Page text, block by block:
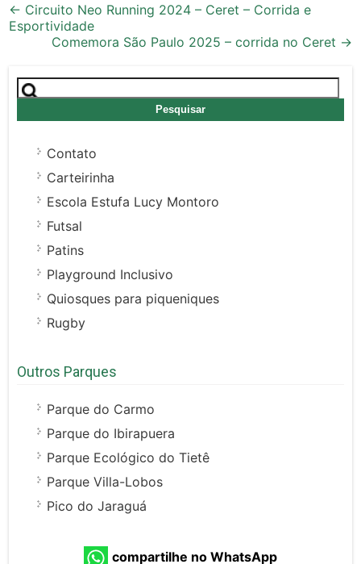
Post
navigation
← Circuito Neo Running 2024 – Ceret – Corrida e
Esportividade
Comemora São Paulo 2025 – corrida no Ceret →
Pesquisar
por:
Contato
Carteirinha
Escola Estufa Lucy Montoro
Futsal
Patins
Playground Inclusivo
Quiosques para piqueniques
Rugby
Outros Parques
Parque do Carmo
Parque do Ibirapuera
Parque Ecológico do Tietê
Parque Villa-Lobos
Pico do Jaraguá
compartilhe no WhatsApp